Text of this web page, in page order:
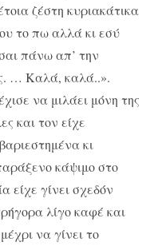
ζέστη κυριακάτικα
το πω αλλά κι εσύ
πάνω απ’ την
… Καλά, καλά..».
να μιλάει μόνη της
και τον είχε
κι
κάψιμο στο
είχε γίνει σχεδόν
λίγο καφέ και
να γίνει το